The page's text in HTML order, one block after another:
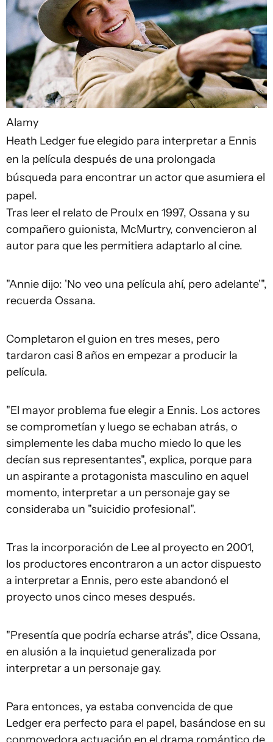
Alamy
Heath Ledger fue elegido para interpretar a Ennis
en la película después de una prolongada
búsqueda para encontrar un actor que asumiera el
papel.
Tras leer el relato de Proulx en 1997, Ossana y su
compañero guionista, McMurtry, convencieron al
autor para que les permitiera adaptarlo al cine.
"Annie dijo: 'No veo una película ahí, pero adelante'",
recuerda Ossana.
Completaron el guion en tres meses, pero
tardaron casi 8 años en empezar a producir la
película.
"El mayor problema fue elegir a Ennis. Los actores
se comprometían y luego se echaban atrás, o
simplemente les daba mucho miedo lo que les
decían sus representantes", explica, porque para
un aspirante a protagonista masculino en aquel
momento, interpretar a un personaje gay se
consideraba un "suicidio profesional".
Tras la incorporación de Lee al proyecto en 2001,
los productores encontraron a un actor dispuesto
a interpretar a Ennis, pero este abandonó el
proyecto unos cinco meses después.
"Presentía que podría echarse atrás", dice Ossana,
en alusión a la inquietud generalizada por
interpretar a un personaje gay.
Para entonces, ya estaba convencida de que
Ledger era perfecto para el papel, basándose en su
conmovedora actuación en el drama romántico de